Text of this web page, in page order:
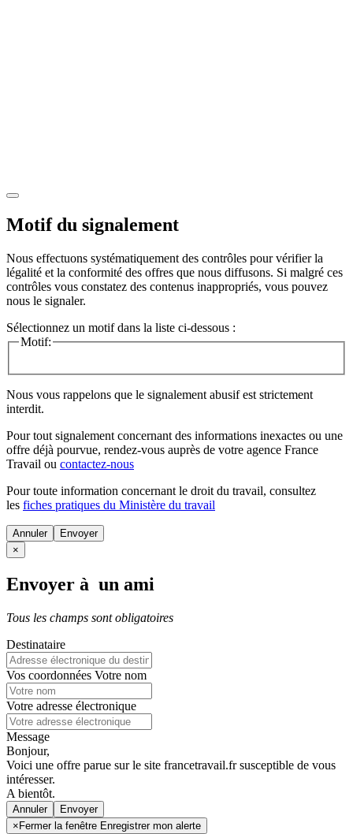
Motif du signalement
Nous effectuons systématiquement des contrôles pour vérifier la
légalité et la conformité des offres que nous diffusons. Si malgré ces
contrôles vous constatez des contenus inappropriés, vous pouvez
nous le signaler.
Sélectionnez un motif dans la liste ci-dessous :
Motif:
Nous vous rappelons que le signalement abusif est strictement
interdit.
Pour tout signalement concernant des informations inexactes ou une
offre déjà pourvue, rendez-vous auprès de votre agence France
Travail ou contactez-nous
Pour toute information concernant le droit du travail, consultez
les fiches pratiques du Ministère du travail
Annuler
×
Envoyer à un ami
Tous les champs sont obligatoires
Destinataire
Vos coordonnées Votre nom
Votre adresse électronique
Message
Bonjour,
Voici une offre parue sur le site francetravail.fr susceptible de vous
intéresser.
A bientôt.
Annuler
× Fermer la fenêtre Enregistrer mon alerte